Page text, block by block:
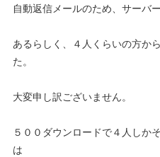
自動返信メールのため、サーバ
あるらしく、４人くらいの方か
た。
大変申し訳ございません。
５００ダウンロードで４人しか
は